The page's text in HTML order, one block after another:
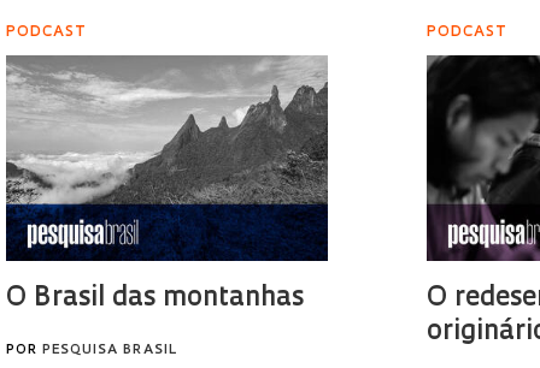
PODCAST
O Brasil das montanhas
POR PESQUISA BRASIL
PODCAST
O